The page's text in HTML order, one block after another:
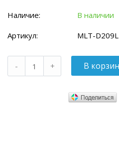
Наличие: В наличии
Артикул: MLT-D209L